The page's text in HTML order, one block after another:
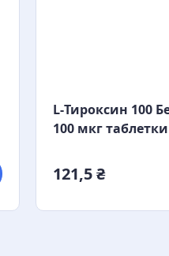
L-Тироксин 100
100 мкг
121,5 ₴